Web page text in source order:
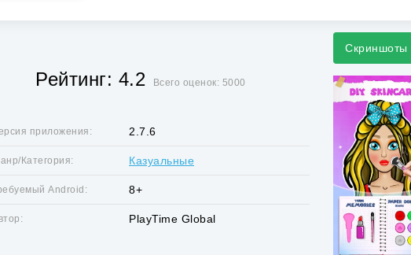
Рейтинг: 4.2 Всего оценок: 5000
приложения: 2.7.6
Категория: Казуальные
Android: 8+
PlayTime Global
Скриншоты